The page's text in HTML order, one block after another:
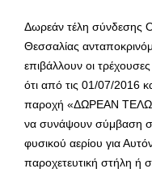
Δωρεάν τέλη σύνδεσης
Θεσσαλίας
επιβάλλουν οι
ότι από τις 01/07/2016
παροχή «ΔΩΡΕΑΝ
να συνάψουν σύμβαση
φυσικού αερίου για
παροχετευτική στήλη ή